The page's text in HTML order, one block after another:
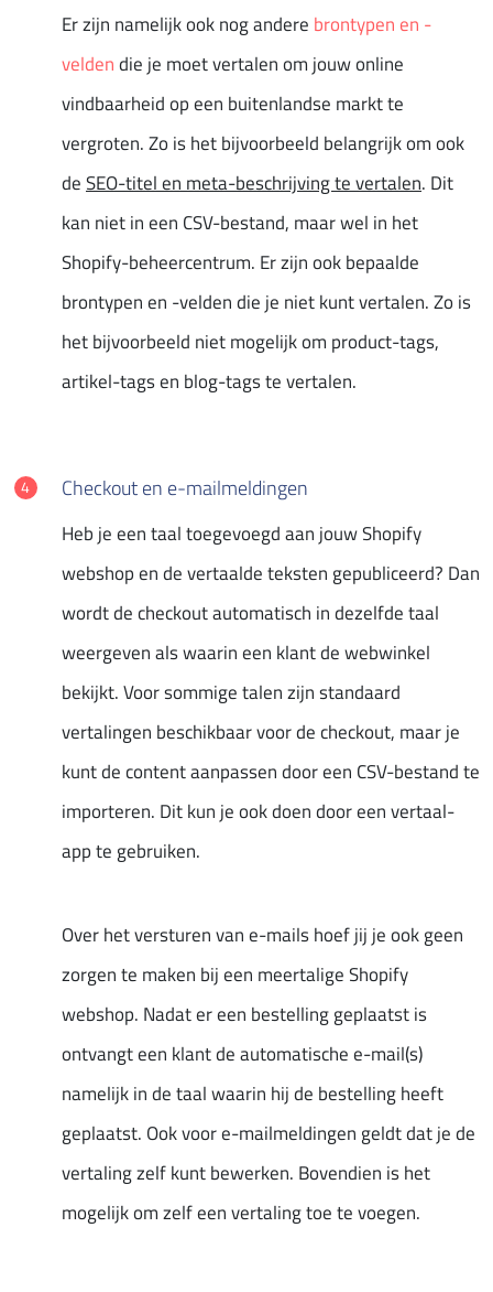
Er zijn namelijk ook nog andere brontypen en -
veldendie je moet vertalen om jouw online
vindbaarheid op een buitenlandse markt te
vergroten. Zo is het bijvoorbeeld belangrijk om ook
deSEO-titel en meta-beschrijving te vertalen. Dit
kan niet in een CSV-bestand, maar wel in het
Shopify-beheercentrum. Er zijn ook bepaalde
brontypen en -velden die je niet kunt vertalen. Zo is
het bijvoorbeeld niet mogelijk om product-tags,
artikel-tags en blog-tags te vertalen.
Checkout en e-mailmeldingen
Heb je een taal toegevoegd aan jouw Shopify
webshop en de vertaalde teksten gepubliceerd? Dan
wordt de checkout automatisch in dezelfde taal
weergeven als waarin een klant de webwinkel
bekijkt. Voor sommige talen zijn standaard
vertalingen beschikbaar voor de checkout, maar je
kunt de content aanpassen door een CSV-bestand te
importeren. Dit kun je ook doen door een vertaal-
app te gebruiken.
Over het versturen van e-mails hoef jij je ook geen
zorgen te maken bij een meertalige Shopify
webshop. Nadat er een bestelling geplaatst is
ontvangt een klant de automatische e-mail(s)
namelijk in de taal waarin hij de bestelling heeft
geplaatst. Ook voor e-mailmeldingen geldt dat je de
vertaling zelf kunt bewerken. Bovendien is het
mogelijk om zelf een vertaling toe te voegen.